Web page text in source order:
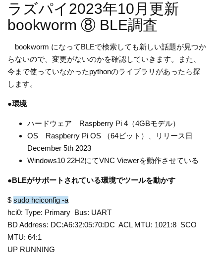
ラズパイ2023年10月更新
bookworm ⑧ BLE調査
bookworm になってBLEで検索しても新しい話題が見つか
らないので、変更がないのかを確認していきます。また、
今まで使っていなかったpythonのライブラリがあったら探
します。
●環境
ハードウェア Raspberry Pi 4（4GBモデル）
OS Raspberry Pi OS （64ビット）、リリース日
December 5th 2023
Windows10 22H2にてVNC Viewerを動作させている
●BLEがサポートされている環境でツールを動かす
$ sudo hciconfig -a
hci0: Type: Primary Bus: UART
BD Address: DC:A6:32:05:70:DC ACL MTU: 1021:8 SCO
MTU: 64:1
UP RUNNING